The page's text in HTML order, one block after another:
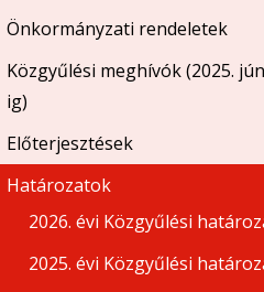
Önkormányzati rendeletek
Közgyűlési meghívók (2025.
ig)
Előterjesztések
Határozatok
2026. évi Közgyűlési
2025. évi Közgyűlési